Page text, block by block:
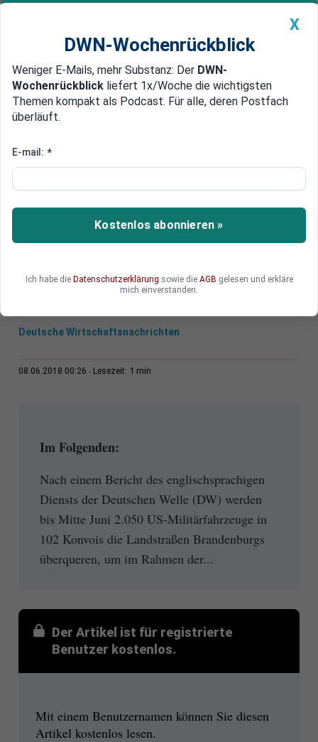
Newsticker MEIN DWN: Geldanlage Premium
Edelmetalle DWN-Magazin China
Atlantic Resolve
Tausende US-Militärfahrzeuge
durchqueren Brandenburg
Bis Mitte Juni werden weitere 2.050 US-
Deutsche Wirtschaftsnachrichten
08.06.2018 00:26 Lesezeit: 1 min
Im Folgenden:
Nach einem Bericht des englischsprachigen
Diensts der Deutschen Welle (DW) werden
bis Mitte Juni 2.050 US-Militärfahrzeuge in
102 Konvois die Landstraßen Brandenburgs
überqueren, um im Rahmen der...
Der Artikel ist für registrierte
Benutzer kostenlos.
Mit einem Benutzernamen können Sie diesen
Artikel kostenlos lesen.
X
DWN-Wochenrückblick
Weniger E-Mails, mehr Substanz: Der DWN-
Wochenrückblick liefert 1x/Woche die wichtigsten
Themen kompakt als Podcast. Für alle, deren Postfach
überläuft.
E-mail: *
Kostenlos abonnieren »
Ich habe die Datenschutzerklärung sowie die AGB gelesen und erkläre
mich einverstanden.